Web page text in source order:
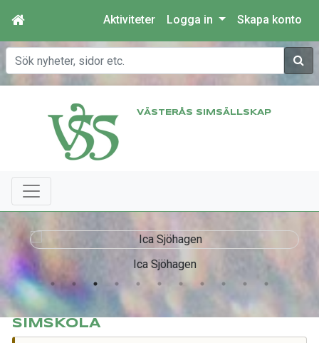
Aktiviteter Logga in Skapa konto
Sök
VÄSTERÅS SIMSÄLLSKAP
Ica Sjöhagen
SIMSKOLA